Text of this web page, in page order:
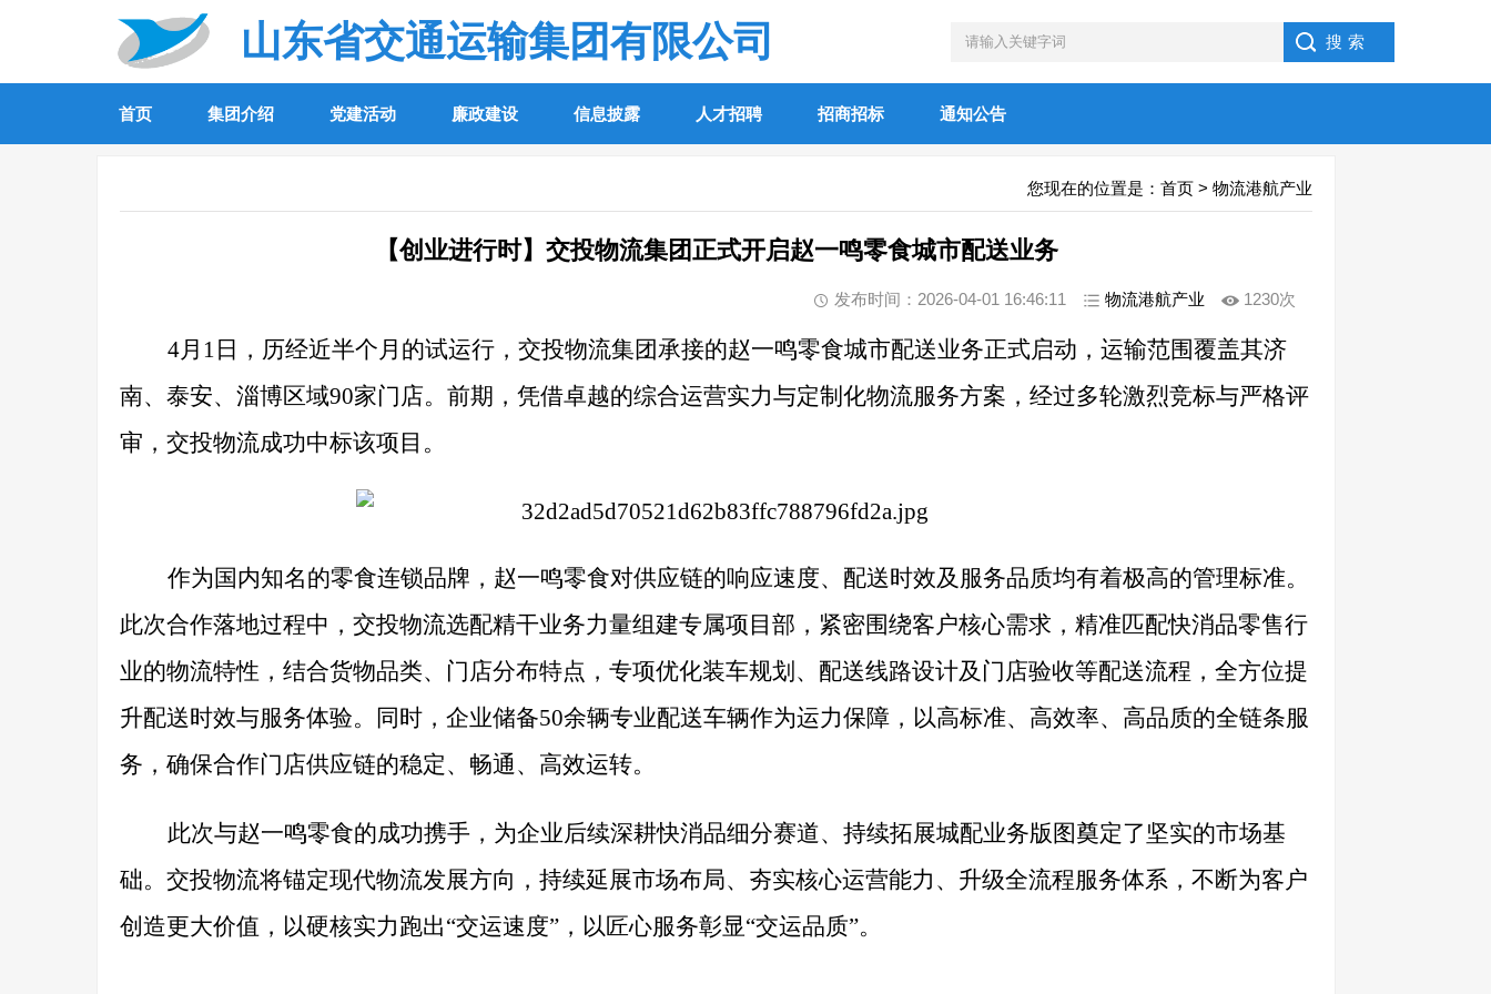
山东省交通运输集团有限公司
首页 集团介绍 党建活动 廉政建设 信息披露 人才招聘 招商招标 通知公告
您现在的位置是： 首页 > 物流港航产业
【创业进行时】交投物流集团正式开启赵一鸣零食城市配送业务
1230次
物流港航产业
发布时间：2026-04-01 16:46:11
4月1日，历经近半个月的试运行，交投物流集团承接的赵一鸣零食城市配送业务正式启动，运输范围覆盖其济
南、泰安、淄博区域90家门店。前期，凭借卓越的综合运营实力与定制化物流服务方案，经过多轮激烈竞标与严格评
审，交投物流成功中标该项目。
作为国内知名的零食连锁品牌，赵一鸣零食对供应链的响应速度、配送时效及服务品质均有着极高的管理标准。
此次合作落地过程中，交投物流选配精干业务力量组建专属项目部，紧密围绕客户核心需求，精准匹配快消品零售行
业的物流特性，结合货物品类、门店分布特点，专项优化装车规划、配送线路设计及门店验收等配送流程，全方位提
升配送时效与服务体验。同时，企业储备50余辆专业配送车辆作为运力保障，以高标准、高效率、高品质的全链条服
务，确保合作门店供应链的稳定、畅通、高效运转。
此次与赵一鸣零食的成功携手，为企业后续深耕快消品细分赛道、持续拓展城配业务版图奠定了坚实的市场基
础。交投物流将锚定现代物流发展方向，持续延展市场布局、夯实核心运营能力、升级全流程服务体系，不断为客户
创造更大价值，以硬核实力跑出“交运速度”，以匠心服务彰显“交运品质”。